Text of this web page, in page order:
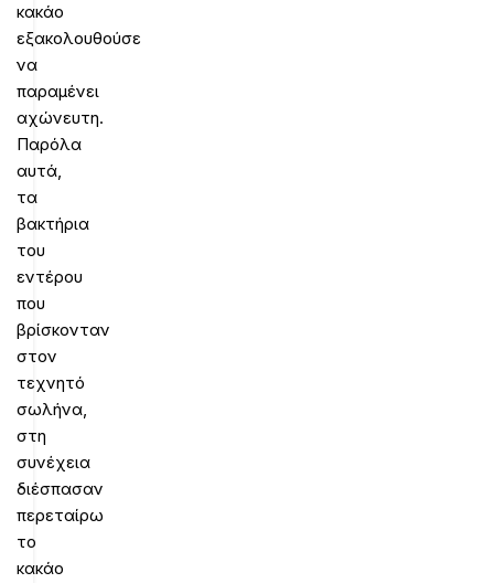
κακάο
εξακολουθούσε
να
παραμένει
αχώνευτη.
Παρόλα
αυτά,
τα
βακτήρια
του
εντέρου
που
βρίσκονταν
στον
τεχνητό
σωλήνα,
στη
συνέχεια
διέσπασαν
περεταίρω
το
κακάο